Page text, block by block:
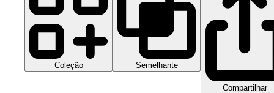
Coleção Semelhante
Compartilhar